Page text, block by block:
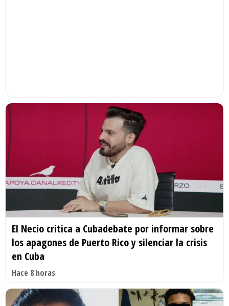
El Necio critica a Cubadebate por informar sobre
los apagones de Puerto Rico y silenciar la crisis
en Cuba
Hace 8 horas